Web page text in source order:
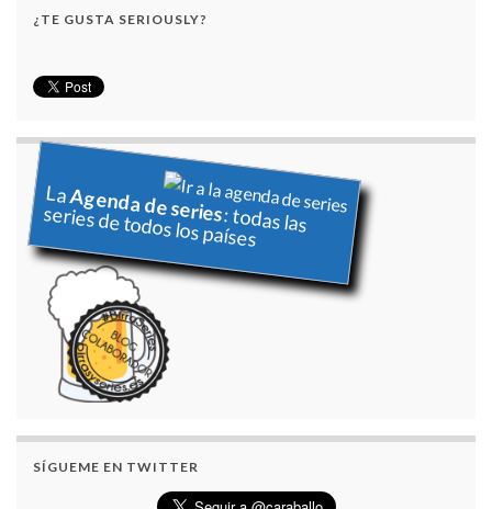
¿TE GUSTA SERIOUSLY?
LaAgenda de series: todas las
series de todos los países
SÍGUEME EN TWITTER